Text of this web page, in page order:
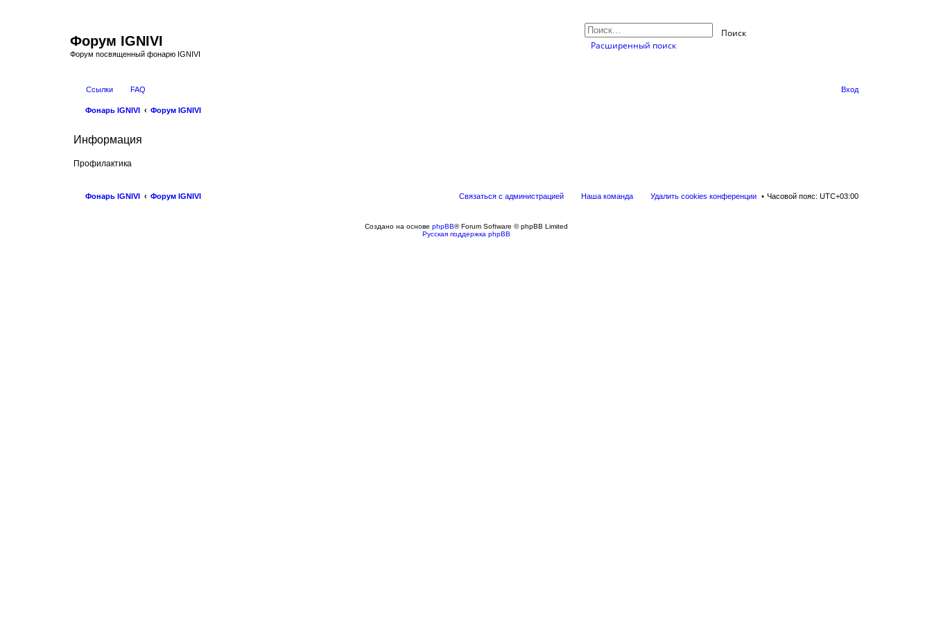
Форум IGNIVI
Форум посвященный фонарю IGNIVI
Поиск
Расширенный поиск
Ссылки FAQ Вход
Фонарь IGNIVI Форум IGNIVI
Информация
Профилактика
Фонарь IGNIVI Форум IGNIVI Часовой пояс: UTC+03:00
Удалить cookies конференции
Наша команда
Связаться с администрацией
Создано на основе phpBB® Forum Software © phpBB Limited
Русская поддержка phpBB